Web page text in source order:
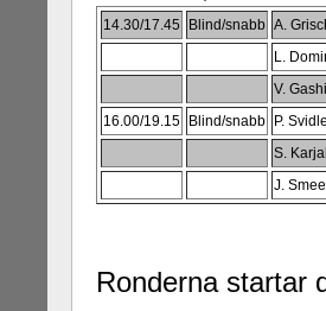
14.30/17.45
Blind/snabb A.
L.
V.
16.00/19.15
Blind/snabb
P.
S.
J.
Ronderna startar